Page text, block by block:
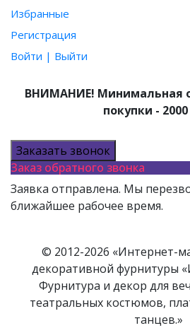
Избранные
Регистрация
Войти | Выйти
ВНИМАНИЕ! Минимальная
покупки -
Заказать звонок
Заказ обратного звонка
Заявка отправлена. Мы
ближайшее рабочее время.
© 2012-2026 «Интернет-
декоративной фурнитуры
Фурнитура и декор для
театральных костюмов,
танцев.»